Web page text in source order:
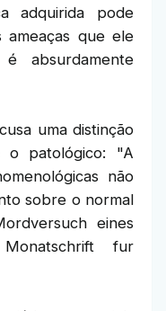
adquirida pode
que ele
absurdamente
uma distinção
patológico: "A
não
sobre o normal
eines
Monatschrift fur